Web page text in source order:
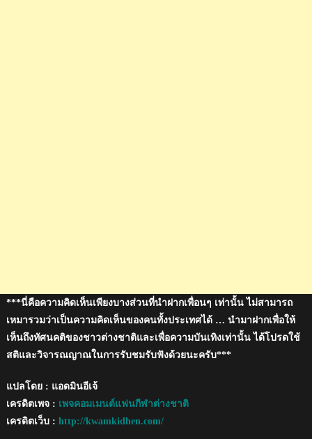
***นี่คือความคิดเห็นเพียงบางส่วนที่นำฝากเพื่อนๆ เท่านั้น ไม่สามารถ
เหมารวมว่าเป็นความคิดเห็นของคนทั้งประเทศได้ … นำมาฝากเพื่อให้
เห็นถึงทัศนคติของชาวต่างชาติและเพื่อความบันเทิงเท่านั้น ได้โปรดใช้
สติและวิจารณญาณในการรับชมรับฟังด้วยนะครับ***
แปลโดย : แอดมินอีเจ้
เครดิตเพจ : เพจคอมเมนต์แฟนกีฬาต่างชาติ
เครดิตเว็บ : http://kwamkidhen.com/